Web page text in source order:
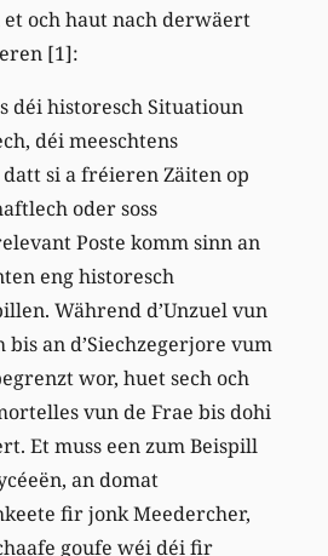
et och haut nach derwäert
[1]:
déi historesch Situatioun
déi meeschtens
si a fréieren Zäiten op
oder soss
Poste komm sinn an
eng historesch
Während d’Unzuel vun
bis an d’Siechzegerjore vum
wor, huet sech och
vun de Frae bis dohi
Et muss een zum Beispill
an domat
fir jonk Meedercher,
goufe wéi déi fir